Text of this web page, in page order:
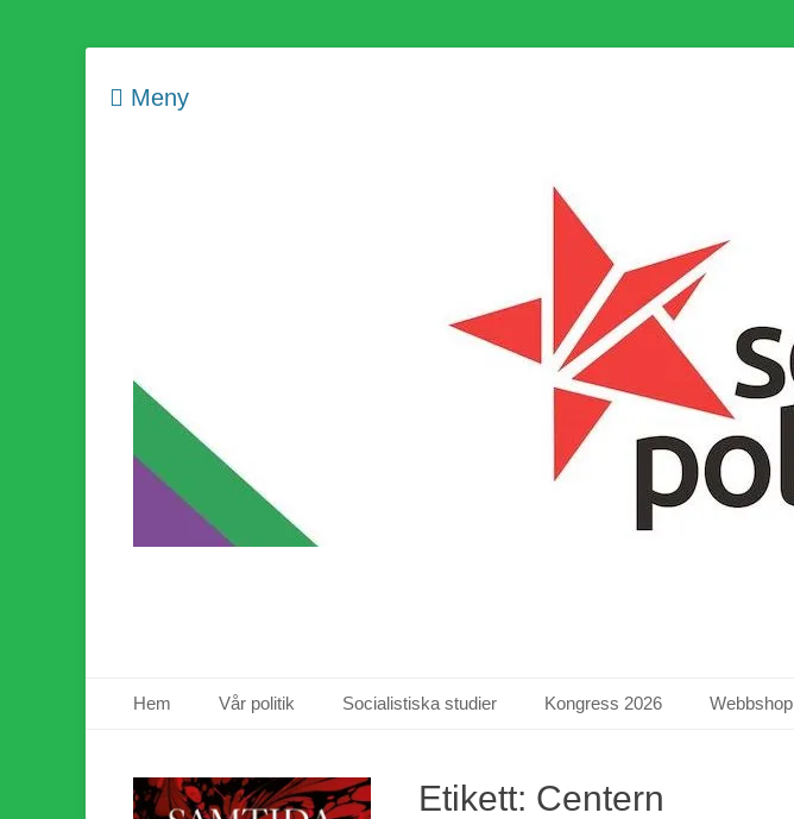
Meny
Primär meny
Hem Vår politik Socialistiska studier Kongress 2026 Webbshop
Etikett: Centern